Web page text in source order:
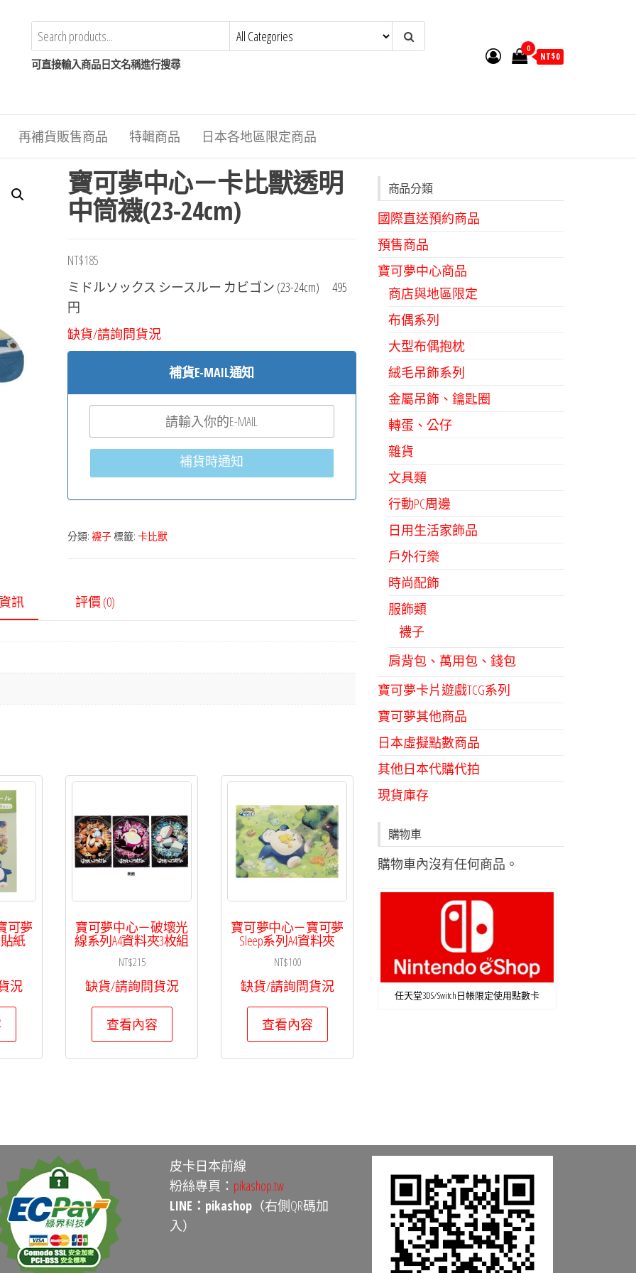
可直接輸入商品日文名稱進行搜尋
0
NT$0
再補貨販售商品 特輯商品 日本各地區限定商品
寶可夢中心－卡比獸透明
中筒襪(23-24cm)
NT$185
ミドルソックス シースルー カビゴン (23-24cm) 495
円
缺貨/請詢問貨況
補貨E-MAIL通知
補貨時通知
分類: 襪子標籤: 卡比獸
訊 評價 (0)
可夢
紙
況
寶可夢中心－破壞光
線系列A4資料夾3枚組
NT$215
缺貨/請詢問貨況
查看內容
寶可夢中心－寶可夢
Sleep系列A4資料夾
NT$100
缺貨/請詢問貨況
查看內容
商品分類
國際直送預約商品
預售商品
寶可夢中心商品
商店與地區限定
布偶系列
大型布偶抱枕
絨毛吊飾系列
金屬吊飾、鑰匙圈
轉蛋、公仔
雜貨
文具類
行動PC周邊
日用生活家飾品
戶外行樂
時尚配飾
服飾類
襪子
肩背包、萬用包、錢包
寶可夢卡片遊戲TCG系列
寶可夢其他商品
日本虛擬點數商品
其他日本代購代拍
現貨庫存
購物車
購物車內沒有任何商品。
任天堂3DS/Switch日帳限定使用點數卡
皮卡日本前線
粉絲專頁： pikashop.tw
LINE：pikashop （右側QR碼加
入）